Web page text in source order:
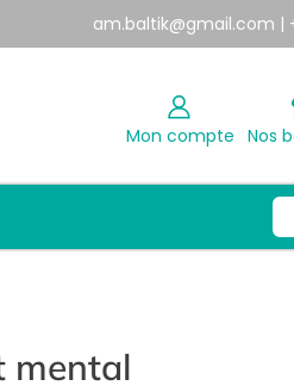
am.baltik@gmail.com |
Mon compte Nos
mental